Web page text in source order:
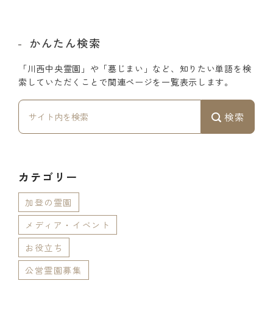
かんたん検索
「川西中央霊園」や「墓じまい」など、知りたい単語を検
索していただくことで関連ページを一覧表示します。
検索
カテゴリー
加登の霊園
メディア・イベント
お役立ち
公営霊園募集